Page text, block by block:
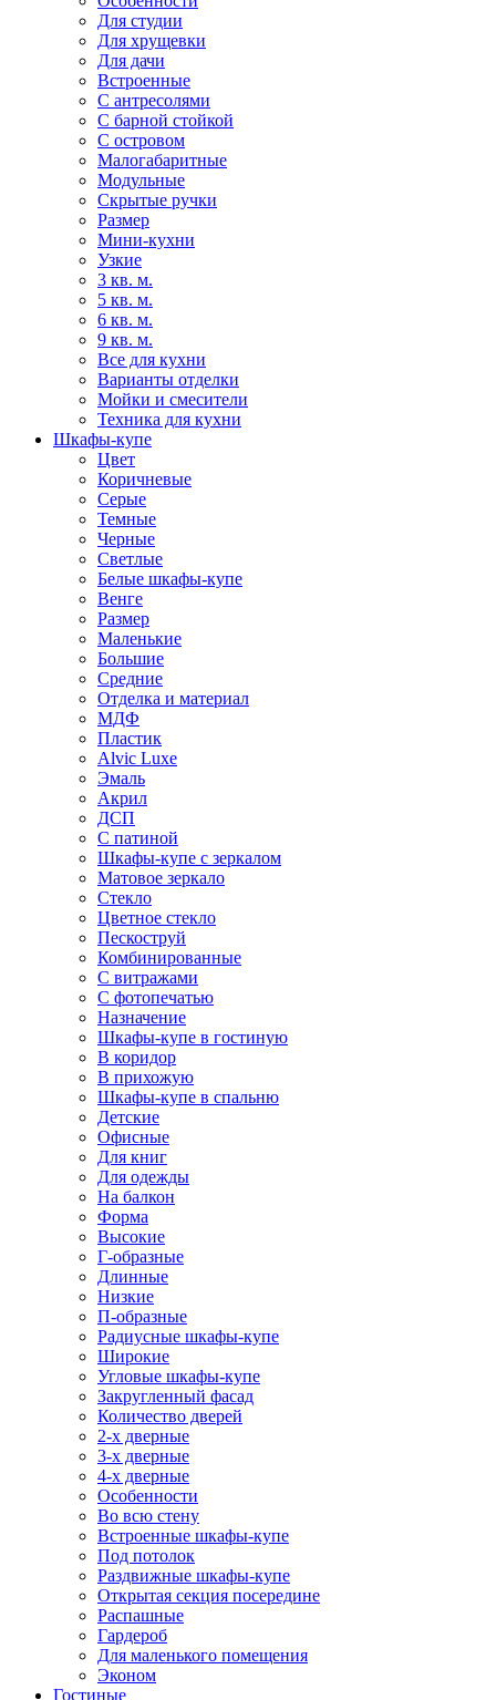
Для студии
Для хрущевки
Для дачи
Встроенные
С антресолями
С барной стойкой
С островом
Малогабаритные
Модульные
Скрытые ручки
Размер
Мини-кухни
Узкие
3 кв. м.
5 кв. м.
6 кв. м.
9 кв. м.
Все для кухни
Варианты отделки
Мойки и смесители
Техника для кухни
Шкафы-купе
Цвет
Коричневые
Серые
Темные
Черные
Светлые
Белые шкафы-купе
Венге
Размер
Маленькие
Большие
Средние
Отделка и материал
МДФ
Пластик
Alvic Luxe
Эмаль
Акрил
ДСП
С патиной
Шкафы-купе с зеркалом
Матовое зеркало
Стекло
Цветное стекло
Пескоструй
Комбинированные
С витражами
С фотопечатью
Назначение
Шкафы-купе в гостиную
В коридор
В прихожую
Шкафы-купе в спальню
Детские
Офисные
Для книг
Для одежды
На балкон
Форма
Высокие
Г-образные
Длинные
Низкие
П-образные
Радиусные шкафы-купе
Широкие
Угловые шкафы-купе
Закругленный фасад
Количество дверей
2-х дверные
3-х дверные
4-х дверные
Особенности
Во всю стену
Встроенные шкафы-купе
Под потолок
Раздвижные шкафы-купе
Открытая секция посередине
Распашные
Гардероб
Для маленького помещения
Эконом
Гостиные